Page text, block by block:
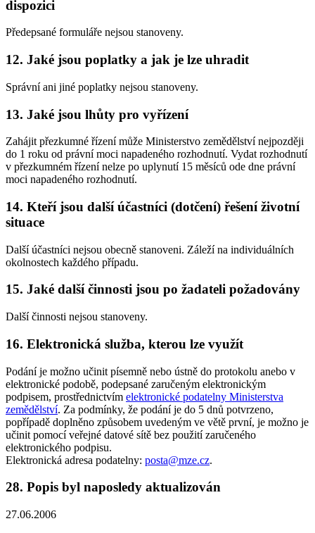
dispozici
Předepsané formuláře nejsou stanoveny.
12. Jaké jsou poplatky a jak je lze uhradit
Správní ani jiné poplatky nejsou stanoveny.
13. Jaké jsou lhůty pro vyřízení
Zahájit přezkumné řízení může Ministerstvo zemědělství nejpozději
do 1 roku od právní moci napadeného rozhodnutí. Vydat rozhodnutí
v přezkumném řízení nelze po uplynutí 15 měsíců ode dne právní
moci napadeného rozhodnutí.
14. Kteří jsou další účastníci (dotčení) řešení životní
situace
Další účastníci nejsou obecně stanoveni. Záleží na individuálních
okolnostech každého případu.
15. Jaké další činnosti jsou po žadateli požadovány
Další činnosti nejsou stanoveny.
16. Elektronická služba, kterou lze využít
Podání je možno učinit písemně nebo ústně do protokolu anebo v
elektronické podobě, podepsané zaručeným elektronickým
podpisem, prostřednictvím elektronické podatelny Ministerstva
zemědělství. Za podmínky, že podání je do 5 dnů potvrzeno,
popřípadě doplněno způsobem uvedeným ve větě první, je možno je
učinit pomocí veřejné datové sítě bez použití zaručeného
elektronického podpisu.
Elektronická adresa podatelny: posta@mze.cz.
28. Popis byl naposledy aktualizován
27.06.2006